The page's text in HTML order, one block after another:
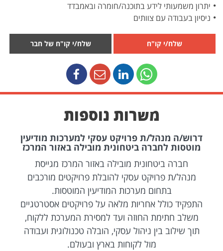
יתרון משמעותי לידע בתוכנה/חומרה ובאמבדד
ניסיון בעבודה עם צוותים
שלח/י קו"ח שלח/י קו"ח של חבר
משרות נוספות
דרוש/ה מנהל/ת פרויקט עסקי למערכות מודיעין
מוטסות לחברה ביטחונית מובילה באזור המרכז
חברה ביטחונית מובילה באזור המרכז מגייסת
מנהל/ת פרויקט עסקי להובלת פרויקטים מורכבים
בתחום מערכות המודיעין המוטסות.
התפקיד כולל אחריות מלאה על פרויקטים אסטרטגיים
משלב חתימת החוזה ועד למסירת המערכת ללקוח,
תוך שילוב בין ניהול עסקי, הובלה טכנולוגית ועבודה
מול לקוחות בארץ ובעולם.